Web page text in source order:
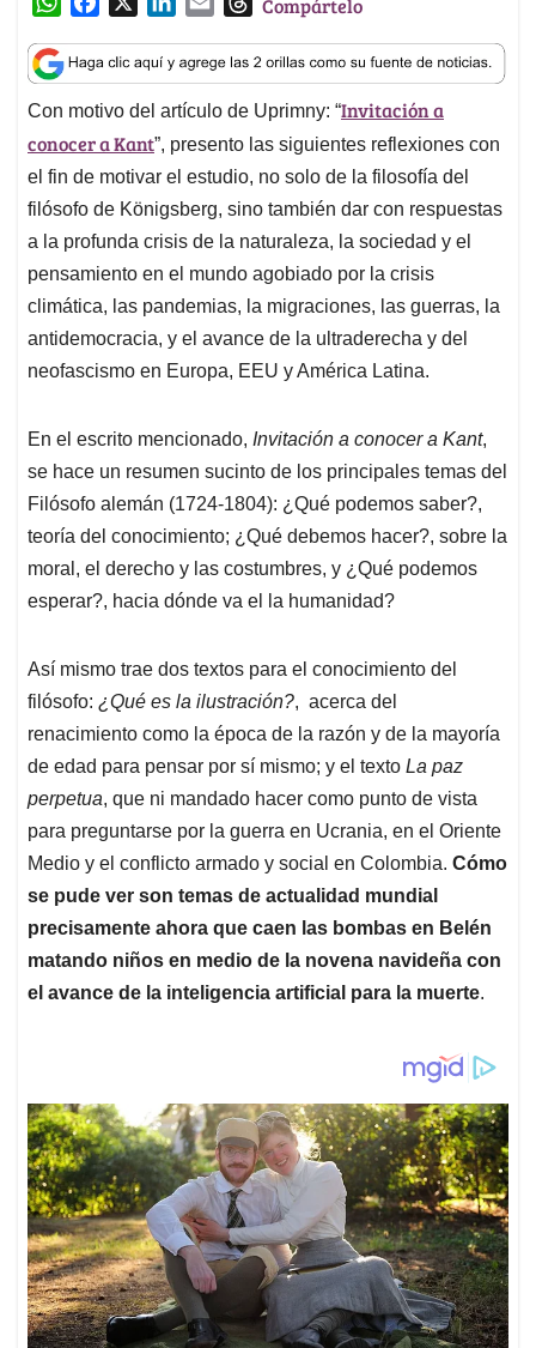
a
t
s
A
p
p
c
e
b
o
o
k
n
k
e
d
I
n
a
i
l
r
e
a
d
s
Compártelo
Con motivo del artículo de Uprimny: “Invitación a
conocer a Kant”, presento las siguientes reflexiones con
el fin de motivar el estudio, no solo de la filosofía del
filósofo de Königsberg, sino también dar con respuestas
a la profunda crisis de la naturaleza, la sociedad y el
pensamiento en el mundo agobiado por la crisis
climática, las pandemias, la migraciones, las guerras, la
antidemocracia, y el avance de la ultraderecha y del
neofascismo en Europa, EEU y América Latina.
En el escrito mencionado, Invitación a conocer a Kant,
se hace un resumen sucinto de los principales temas del
Filósofo alemán (1724-1804): ¿Qué podemos saber?,
teoría del conocimiento; ¿Qué debemos hacer?, sobre la
moral, el derecho y las costumbres, y ¿Qué podemos
esperar?, hacia dónde va el la humanidad?
Así mismo trae dos textos para el conocimiento del
filósofo: ¿Qué es la ilustración?, acerca del
renacimiento como la época de la razón y de la mayoría
de edad para pensar por sí mismo; y el texto La paz
perpetua, que ni mandado hacer como punto de vista
para preguntarse por la guerra en Ucrania, en el Oriente
Medio y el conflicto armado y social en Colombia. Cómo
se pude ver son temas de actualidad mundial
precisamente ahora que caen las bombas en Belén
matando niños en medio de la novena navideña con
el avance de la inteligencia artificial para la muerte.